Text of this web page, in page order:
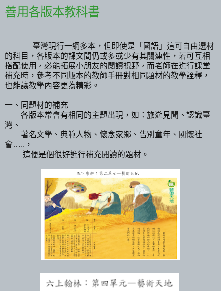
善用各版本教科書
臺灣現行一綱多本，但即使是「國語」這可自由選材
的科目，各版本的課文間仍或多或少有其關連性，若可互相
搭配使用，必能拓展小朋友的閱讀視野，而老師在進行課堂
補充時， 參考不同版本的教師手冊對相同題材的教學詮釋，
也能讓教學內容更為精彩。
一、同題材的補充
各版本常會有相同的主題出現，如：旅遊見聞、認識臺
灣、
著名文學、典範人物、懷念家鄉、告別童年、關懷社
會….. ，
這便是個很好進行補充閱讀的題材。